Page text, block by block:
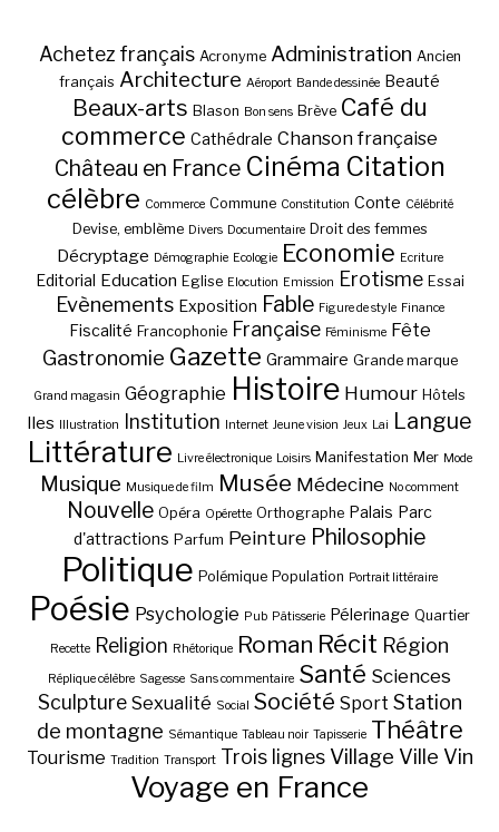
Achetez français Acronyme Administration Ancien
français Architecture Aéroport Bande dessinée Beauté
Beaux-arts Blason Bon sens Brève Café du
commerce Cathédrale Chanson française
Château en France Cinéma Citation
célèbre Commerce Commune Constitution Conte Célébrité
Devise, emblème Divers Documentaire Droit des femmes
Décryptage Démographie Ecologie Economie Ecriture
Editorial Education Eglise Elocution Emission Erotisme Essai
Evènements Exposition Fable Figure de style Finance
Fiscalité Francophonie Française Féminisme Fête
Gastronomie Gazette Grammaire Grande marque
Grand magasin Géographie Histoire Humour Hôtels
Iles Illustration Institution Internet Jeune vision Jeux Lai Langue
Littérature Livre électronique Loisirs Manifestation Mer Mode
Musique Musique de film Musée Médecine No comment
Nouvelle Opéra Opérette Orthographe Palais Parc
d'attractions Parfum Peinture Philosophie
Politique Polémique Population Portrait littéraire
Poésie Psychologie Pub Pâtisserie Pélerinage Quartier
Recette Religion Rhétorique Roman Récit Région
Réplique célèbre Sagesse Sans commentaire Santé Sciences
Sculpture Sexualité Social Société Sport Station
de montagne Sémantique Tableau noir Tapisserie Théâtre
Tourisme Tradition Transport Trois lignes Village Ville Vin
Voyage en France